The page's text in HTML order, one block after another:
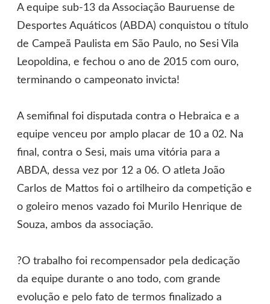
A equipe sub-13 da Associação Bauruense de
Desportes Aquáticos (ABDA) conquistou o título
de Campeã Paulista em São Paulo, no Sesi Vila
Leopoldina, e fechou o ano de 2015 com ouro,
terminando o campeonato invicta!
A semifinal foi disputada contra o Hebraica e a
equipe venceu por amplo placar de 10 a 02. Na
final, contra o Sesi, mais uma vitória para a
ABDA, dessa vez por 12 a 06. O atleta João
Carlos de Mattos foi o artilheiro da competição e
o goleiro menos vazado foi Murilo Henrique de
Souza, ambos da associação.
?O trabalho foi recompensador pela dedicação
da equipe durante o ano todo, com grande
evolução e pelo fato de termos finalizado a